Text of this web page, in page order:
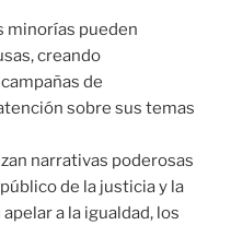
minorías pueden
creando
de
sobre sus temas
narrativas poderosas
de la justicia y la
a la igualdad, los